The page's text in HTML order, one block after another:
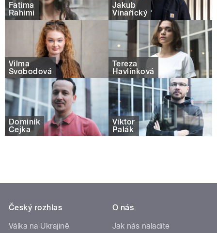
Fatima
Rahimi
Jakub
Vinařický
Vilma
Svobodová
Tereza
Havlínková
Dominik
Čejka
Viktor
Palák
Český rozhlas
Válka na Ukrajině
O nás
Jak nás naladíte